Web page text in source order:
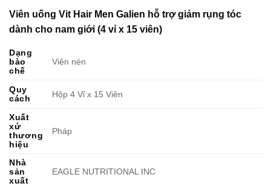
Viên uống Vit Hair Men Galien hỗ trợ giảm rụng tóc
dành cho nam giới (4 vỉ x 15 viên)
Dạng
bào
chế
Viên nén
Quy
cách
Hộp 4 Vỉ x 15 Viên
Xuất
xứ
thương
hiệu
Pháp
Nhà
sản
xuất
EAGLE NUTRITIONAL INC